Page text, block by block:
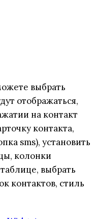
выбрать
отображаться,
на контакт
контакта,
sms), установить
колонки
выбрать
контактов, стиль